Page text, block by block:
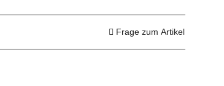
Frage zum Artikel